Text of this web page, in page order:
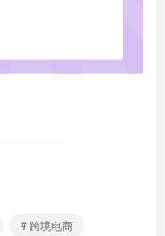
# 跨境电商